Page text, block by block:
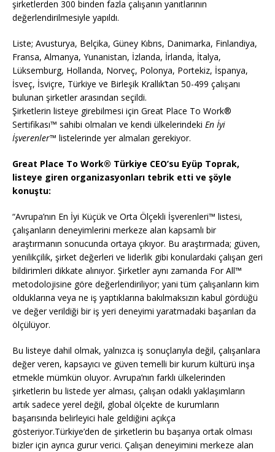
şirketlerden 300 binden fazla çalışanın yanıtlarının
değerlendirilmesiyle yapıldı.
Liste; Avusturya, Belçika, Güney Kıbrıs, Danimarka, Finlandiya,
Fransa, Almanya, Yunanistan, İzlanda, İrlanda, İtalya,
Lüksemburg, Hollanda, Norveç, Polonya, Portekiz, İspanya,
İsveç, İsviçre, Türkiye ve Birleşik Krallık’tan 50-499 çalışanı
bulunan şirketler arasından seçildi.
Şirketlerin listeye girebilmesi için Great Place To Work®
Sertifikası™ sahibi olmaları ve kendi ülkelerindeki En İyi
İşverenler™ listelerinde yer almaları gerekiyor.
Great Place To Work® Türkiye CEO’su Eyüp Toprak,
listeye giren organizasyonları tebrik etti ve şöyle
konuştu:
“Avrupa’nın En İyi Küçük ve Orta Ölçekli İşverenleri™ listesi,
çalışanların deneyimlerini merkeze alan kapsamlı bir
araştırmanın sonucunda ortaya çıkıyor. Bu araştırmada; güven,
yenilikçilik, şirket değerleri ve liderlik gibi konulardaki çalışan geri
bildirimleri dikkate alınıyor. Şirketler aynı zamanda For All™
metodolojisine göre değerlendiriliyor; yani tüm çalışanların kim
olduklarına veya ne iş yaptıklarına bakılmaksızın kabul gördüğü
ve değer verildiği bir iş yeri deneyimi yaratmadaki başarıları da
ölçülüyor.
Bu listeye dahil olmak, yalnızca iş sonuçlarıyla değil, çalışanlara
değer veren, kapsayıcı ve güven temelli bir kurum kültürü inşa
etmekle mümkün oluyor. Avrupa’nın farklı ülkelerinden
şirketlerin bu listede yer alması, çalışan odaklı yaklaşımların
artık sadece yerel değil, global ölçekte de kurumların
başarısında belirleyici hale geldiğini açıkça
gösteriyor.Türkiye’den de şirketlerin bu başarıya ortak olması
bizler için ayrıca gurur verici. Çalışan deneyimini merkeze alan